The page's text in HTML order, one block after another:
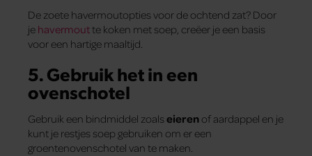
De zoete havermoutopties voor de ochtend zat? Door
je havermout te koken met soep, creëer je een basis
voor een hartige maaltijd.
5. Gebruik het in een
ovenschotel
Gebruik een bindmiddel zoalseieren of aardappel en je
kunt je restjes soep gebruiken om er een
groentenovenschotel van te maken.